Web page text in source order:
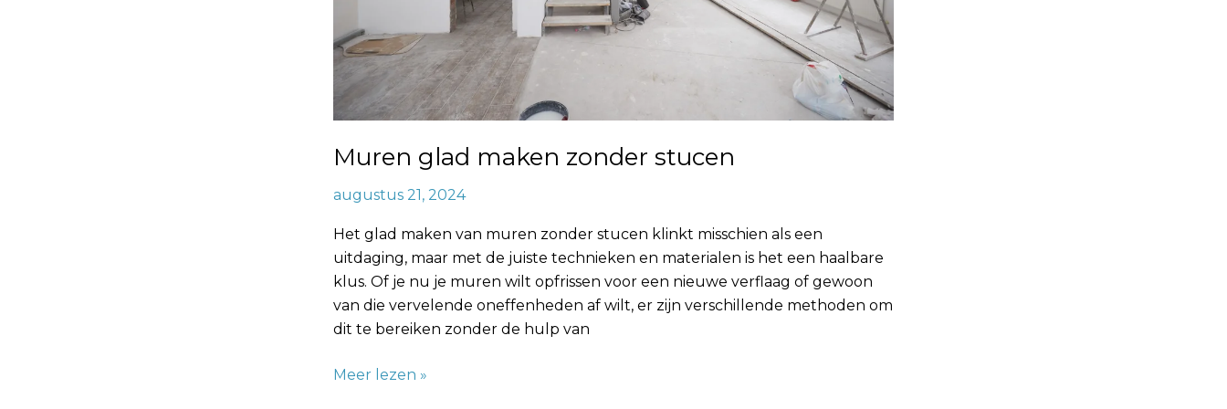
Muren glad maken zonder stucen
augustus 21, 2024
Het glad maken van muren zonder stucen klinkt misschien als een
uitdaging, maar met de juiste technieken en materialen is het een haalbare
klus. Of je nu je muren wilt opfrissen voor een nieuwe verflaag of gewoon
van die vervelende oneffenheden af wilt, er zijn verschillende methoden om
dit te bereiken zonder de hulp van
Meer lezen »